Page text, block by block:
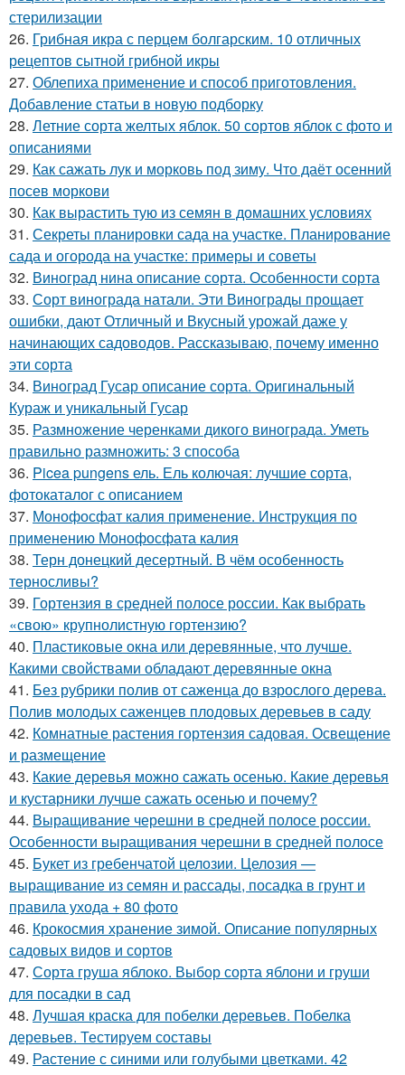
стерилизации
26. Грибная икра с перцем болгарским. 10 отличных
рецептов сытной грибной икры
27. Облепиха применение и способ приготовления.
Добавление статьи в новую подборку
28. Летние сорта желтых яблок. 50 сортов яблок с фото и
описаниями
29. Как сажать лук и морковь под зиму. Что даёт осенний
посев моркови
30. Как вырастить тую из семян в домашних условиях
31. Секреты планировки сада на участке. Планирование
сада и огорода на участке: примеры и советы
32. Виноград нина описание сорта. Особенности сорта
33. Сорт винограда натали. Эти Винограды прощает
ошибки, дают Отличный и Вкусный урожай даже у
начинающих садоводов. Рассказываю, почему именно
эти сорта
34. Виноград Гусар описание сорта. Оригинальный
Кураж и уникальный Гусар
35. Размножение черенками дикого винограда. Уметь
правильно размножить: 3 способа
36. Picea pungens ель. Ель колючая: лучшие сорта,
фотокаталог с описанием
37. Монофосфат калия применение. Инструкция по
применению Монофосфата калия
38. Терн донецкий десертный. В чём особенность
терносливы?
39. Гортензия в средней полосе россии. Как выбрать
«свою» крупнолистную гортензию?
40. Пластиковые окна или деревянные, что лучше.
Какими свойствами обладают деревянные окна
41. Без рубрики полив от саженца до взрослого дерева.
Полив молодых саженцев плодовых деревьев в саду
42. Комнатные растения гортензия садовая. Освещение
и размещение
43. Какие деревья можно сажать осенью. Какие деревья
и кустарники лучше сажать осенью и почему?
44. Выращивание черешни в средней полосе россии.
Особенности выращивания черешни в средней полосе
45. Букет из гребенчатой целозии. Целозия —
выращивание из семян и рассады, посадка в грунт и
правила ухода + 80 фото
46. Крокосмия хранение зимой. Описание популярных
садовых видов и сортов
47. Сорта груша яблоко. Выбор сорта яблони и груши
для посадки в сад
48. Лучшая краска для побелки деревьев. Побелка
деревьев. Тестируем составы
49. Растение с синими или голубыми цветками. 42